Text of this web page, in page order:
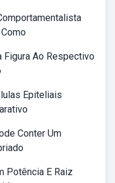
Figura Ao Respectivo
Epiteliais
Conter Um
Potência E Raiz